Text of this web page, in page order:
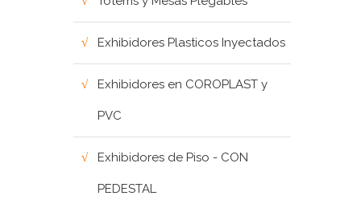
Exhibidores Plasticos Inyectados
Exhibidores en COROPLAST y
PVC
Exhibidores de Piso - CON
PEDESTAL